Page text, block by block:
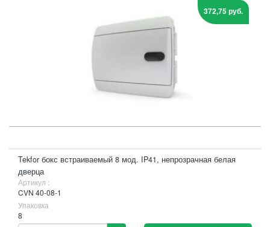
372,75 руб.
Tekfor бокс встраиваемый 8 мод. IP41, непрозрачная белая
дверца
Артикул :
CVN 40-08-1
Упаковка
8